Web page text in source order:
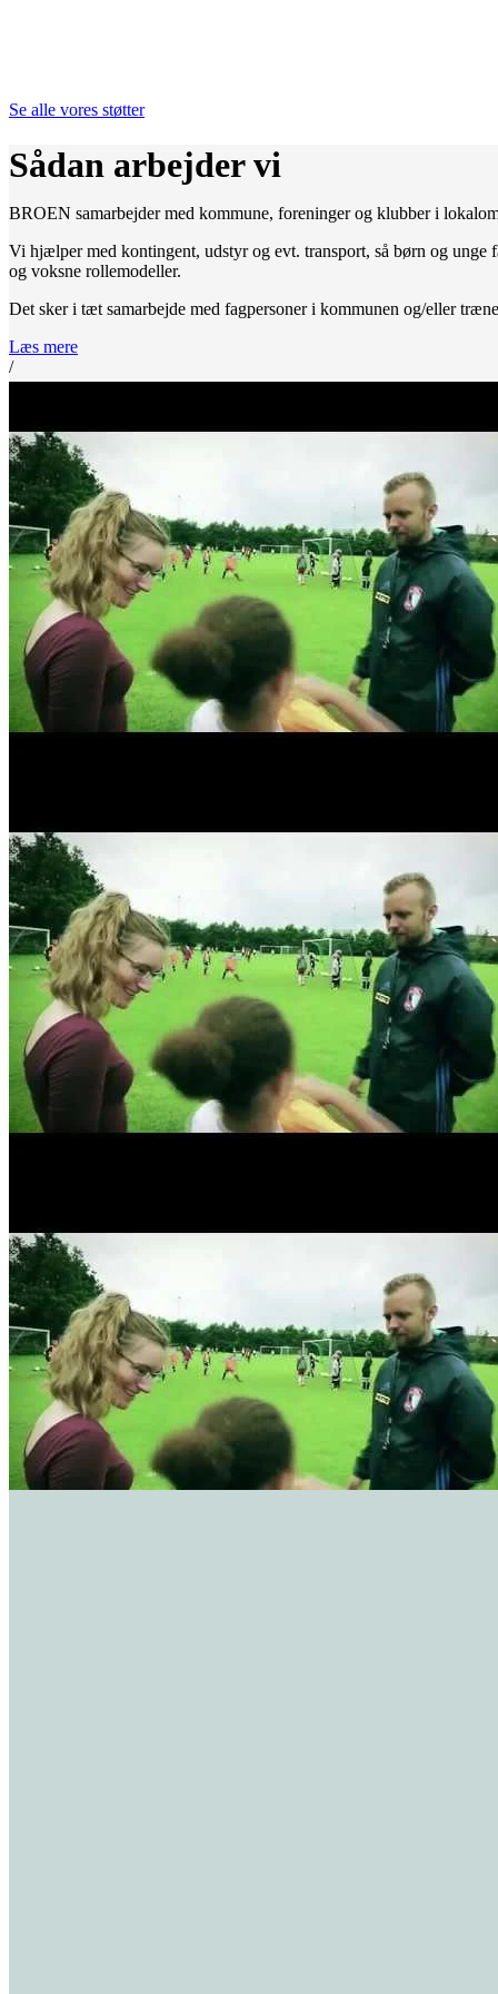
/
Se alle vores støtter
Sådan arbejder vi
BROEN samarbejder med kommune, foreninger og klubber i
Vi hjælper med kontingent, udstyr og evt. transport, så børn og
og voksne rollemodeller.
Det sker i tæt samarbejde med fagpersoner i kommunen og/eller
Læs mere